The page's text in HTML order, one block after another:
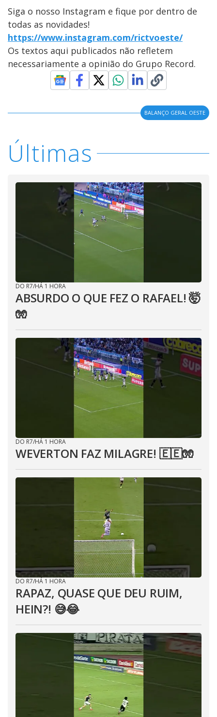
Siga o nosso Instagram e fique por dentro de
todas as novidades!
https://www.instagram.com/rictvoeste/
Os textos aqui publicados não refletem
necessariamente a opinião do Grupo Record.
BALANÇO GERAL OESTE
Últimas
DO R7/HÁ 1 HORA
ABSURDO O QUE FEZ O RAFAEL! 🤯
🧤
DO R7/HÁ 1 HORA
WEVERTON FAZ MILAGRE! 🇪🇪🧤
DO R7/HÁ 1 HORA
RAPAZ, QUASE QUE DEU RUIM,
HEIN?! 😅😂⁣